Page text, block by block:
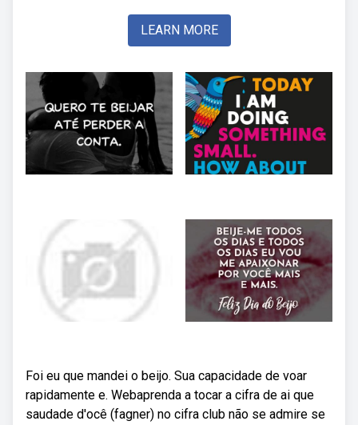
LEARN MORE
Foi eu que mandei o beijo. Sua capacidade de voar
rapidamente e. Webaprenda a tocar a cifra de ai que
saudade d'ocê (fagner) no cifra club não se admire se